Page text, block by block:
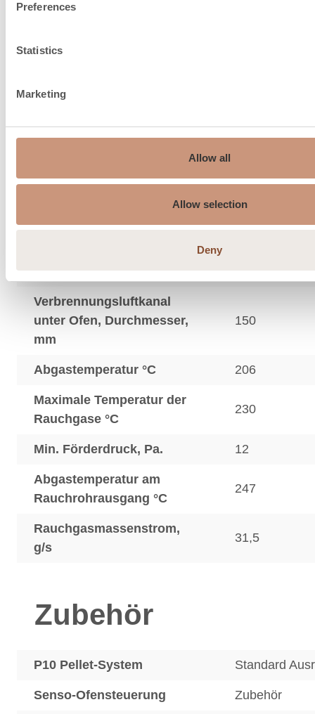
Preferences
Statistics
Marketing
Allow all
Allow selection
Deny
Schornstein Empfehlung, ø
150
Maximales Gewicht des
kg
Verbrennungsluftkanal
unter Ofen, Durchmesser,
mm
150
Abgastemperatur °C 206
Maximale Temperatur der
Rauchgase °C
230
Min. Förderdruck, Pa. 12
Abgastemperatur am
Rauchrohrausgang °C
247
Rauchgasmassenstrom,
g/s
31,5
Zubehör
P10 Pellet-System Standard
Senso-Ofensteuerung Zubehör